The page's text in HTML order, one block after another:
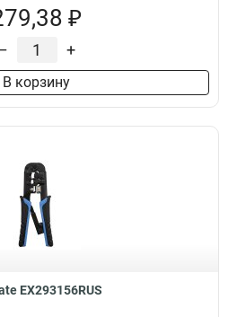
₽
+
В корзину
EX293156RUS